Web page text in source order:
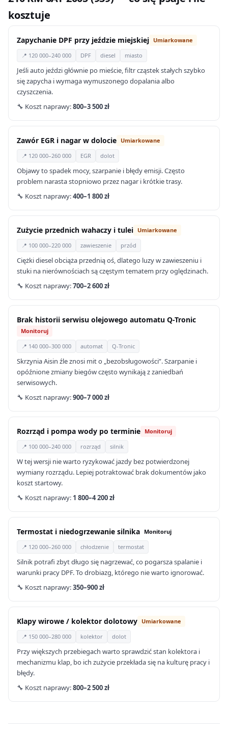
kosztuje
Zapychanie DPF przy jeździe miejskiej Umiarkowane
📍 120 000–240 000 DPF diesel miasto
Jeśli auto jeździ głównie po mieście, filtr cząstek stałych szybko
się zapycha i wymaga wymuszonego dopalania albo
czyszczenia.
🔧 Koszt naprawy:800–3 500 zł
Zawór EGR i nagar w dolocie Umiarkowane
📍 120 000–260 000 EGR dolot
Objawy to spadek mocy, szarpanie i błędy emisji. Często
problem narasta stopniowo przez nagar i krótkie trasy.
🔧 Koszt naprawy:400–1 800 zł
Zużycie przednich wahaczy i tulei Umiarkowane
📍 100 000–220 000 zawieszenie przód
Ciężki diesel obciąża przednią oś, dlatego luzy w zawieszeniu i
stuki na nierównościach są częstym tematem przy oględzinach.
🔧 Koszt naprawy:700–2 600 zł
Brak historii serwisu olejowego automatu Q-Tronic
Monitoruj
📍 140 000–300 000
automat Q-Tronic
Skrzynia Aisin źle znosi mit o „bezobsługowości”. Szarpanie i
opóźnione zmiany biegów często wynikają z zaniedbań
serwisowych.
🔧 Koszt naprawy:900–7 000 zł
Rozrząd i pompa wody po terminie Monitoruj
📍 100 000–240 000 rozrząd silnik
W tej wersji nie warto ryzykować jazdy bez potwierdzonej
wymiany rozrządu. Lepiej potraktować brak dokumentów jako
koszt startowy.
🔧 Koszt naprawy: 1 800–4 200 zł
Termostat i niedogrzewanie silnika Monitoruj
📍 120 000–260 000 chłodzenie termostat
Silnik potrafi zbyt długo się nagrzewać, co pogarsza spalanie i
warunki pracy DPF. To drobiazg, którego nie warto ignorować.
🔧 Koszt naprawy:350–900 zł
Klapy wirowe / kolektor dolotowy Umiarkowane
📍 150 000–280 000 kolektor dolot
Przy większych przebiegach warto sprawdzić stan kolektora i
mechanizmu klap, bo ich zużycie przekłada się na kulturę pracy i
błędy.
🔧 Koszt naprawy:800–2 500 zł